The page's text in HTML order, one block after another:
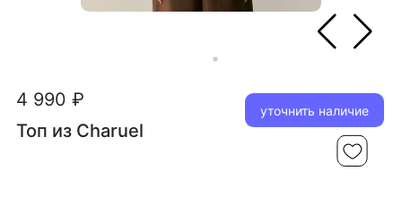
4 990 ₽
Топ из Charuel
уточнить наличие